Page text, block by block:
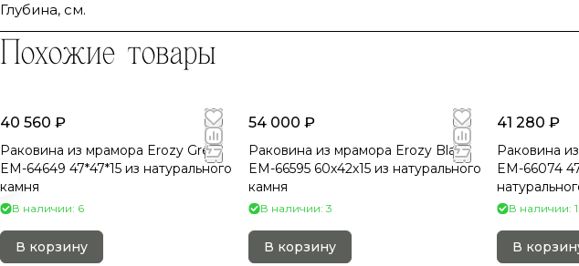
Глубина, см.
Похожие товары
40 560 ₽
Раковина из мрамора Erozy Grey
EM-64649 47*47*15 из натурального
камня
В наличии: 6
В корзину
54 000 ₽
Раковина из мрамора Erozy Black
EM-66595 60х42х15 из натурального
камня
В наличии: 3
В корзину
41 280 ₽
Раковина
EM-66074
В наличии: 1
В